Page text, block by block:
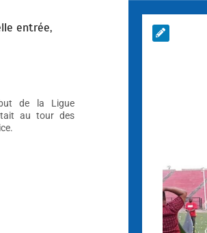
entrée,
de la Ligue
au tour des